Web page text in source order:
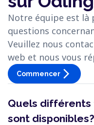
Notre équipe est là
questions
Veuillez nous
web et nous vous
Commencer arrow_forward_ios
Quels différents
sont disponibles?